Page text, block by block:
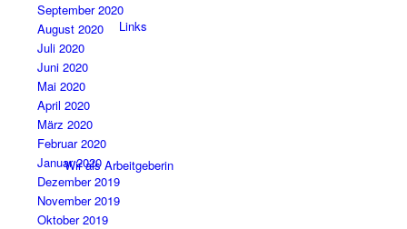
Links
Wir als Arbeitgeberin
September 2020
August 2020
Juli 2020
Juni 2020
Mai 2020
April 2020
März 2020
Februar 2020
Januar 2020
Dezember 2019
November 2019
Oktober 2019